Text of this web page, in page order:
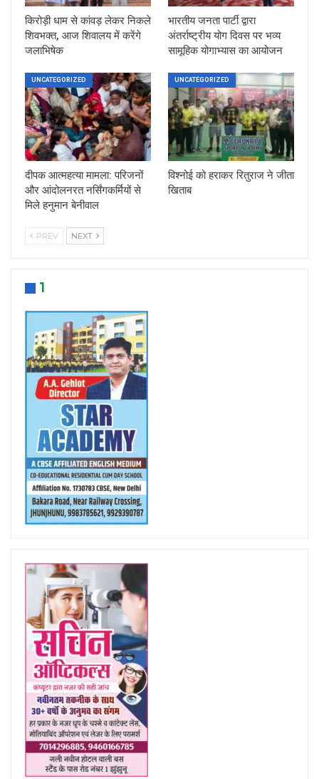
किरोड़ी धाम से कांवड़ लेकर निकले
शिवभक्त, आज शिवालय में करेंगे
जलाभिषेक
भारतीय जनता पार्टी द्वारा
अंतर्राष्ट्रीय योग दिवस पर भव्य
सामूहिक योगाभ्यास का आयोजन
UNCATEGORIZED
दीपक आत्महत्या मामला: परिजनों
और आंदोलनरत नर्सिंगकर्मियों से
मिले हनुमान बेनीवाल
UNCATEGORIZED
विश्नोई को हराकर रितुराज ने जीता
खिताब
PREV NEXT
1